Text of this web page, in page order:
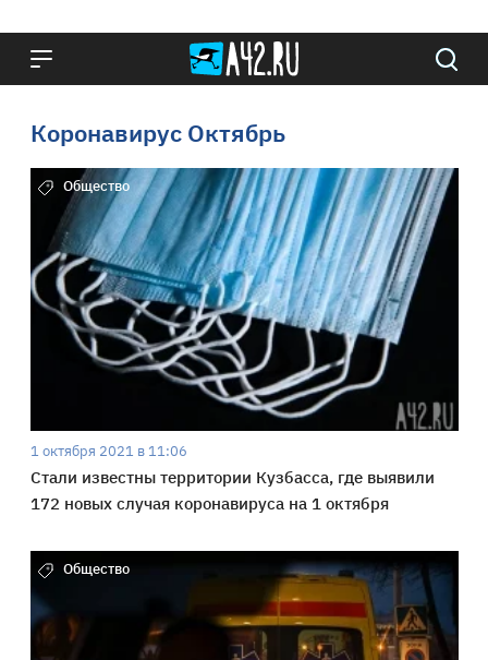
Коронавирус Октябрь
Общество
1 октября 2021 в 11:06
Стали известны территории Кузбасса, где выявили
172 новых случая коронавируса на 1 октября
Общество